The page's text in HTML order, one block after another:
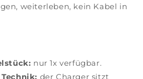
weiterleben, kein Kabel in
nur 1x verfügbar.
der Charger sitzt